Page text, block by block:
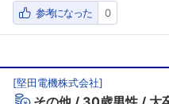
参考になった 0
[堅田電機株式会社]